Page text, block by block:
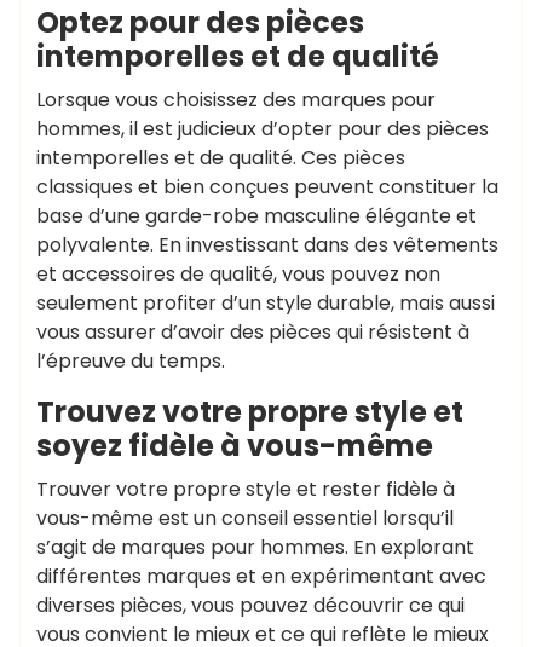
Optez pour des pièces
intemporelles et de qualité
Lorsque vous choisissez des marques pour
hommes, il est judicieux d’opter pour des pièces
intemporelles et de qualité. Ces pièces
classiques et bien conçues peuvent constituer la
base d’une garde-robe masculine élégante et
polyvalente. En investissant dans des vêtements
et accessoires de qualité, vous pouvez non
seulement profiter d’un style durable, mais aussi
vous assurer d’avoir des pièces qui résistent à
l’épreuve du temps.
Trouvez votre propre style et
soyez fidèle à vous-même
Trouver votre propre style et rester fidèle à
vous-même est un conseil essentiel lorsqu’il
s’agit de marques pour hommes. En explorant
différentes marques et en expérimentant avec
diverses pièces, vous pouvez découvrir ce qui
vous convient le mieux et ce qui reflète le mieux